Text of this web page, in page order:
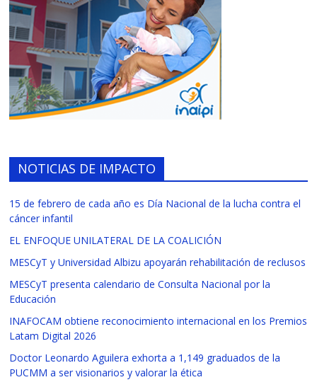
NOTICIAS DE IMPACTO
15 de febrero de cada año es Día Nacional de la lucha contra el
cáncer infantil
EL ENFOQUE UNILATERAL DE LA COALICIÓN
MESCyT y Universidad Albizu apoyarán rehabilitación de reclusos
MESCyT presenta calendario de Consulta Nacional por la
Educación
INAFOCAM obtiene reconocimiento internacional en los Premios
Latam Digital 2026
Doctor Leonardo Aguilera exhorta a 1,149 graduados de la
PUCMM a ser visionarios y valorar la ética